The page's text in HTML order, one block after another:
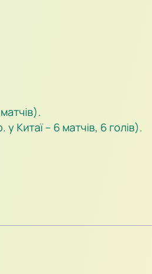
Китаї – 6 матчів, 6 голів).